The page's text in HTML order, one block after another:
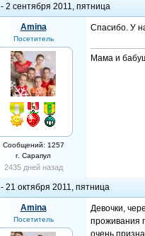
- 2 сентября 2011, пятница
Amina
Посетитель
Сообщений: 1257
г. Сарапул
2435 дней назад
Спасибо. У
Мама и
- 21 октября 2011, пятница
Amina
Посетитель
Девочки,
проживания
очень